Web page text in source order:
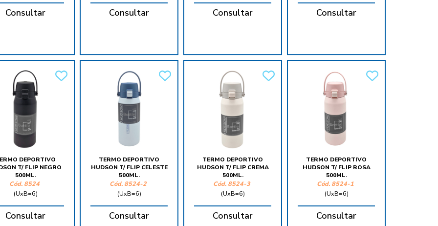
Consultar Consultar Consultar Consultar
DEPORTIVO
T/ FLIP NEGRO
500ML.
Cód. 8524
(UxB=6)
Consultar
TERMO DEPORTIVO
HUDSON T/ FLIP CELESTE
500ML.
Cód. 8524-2
(UxB=6)
Consultar
TERMO DEPORTIVO
HUDSON T/ FLIP CREMA
500ML.
Cód. 8524-3
(UxB=6)
Consultar
TERMO DEPORTIVO
HUDSON T/ FLIP ROSA
500ML.
Cód. 8524-1
(UxB=6)
Consultar